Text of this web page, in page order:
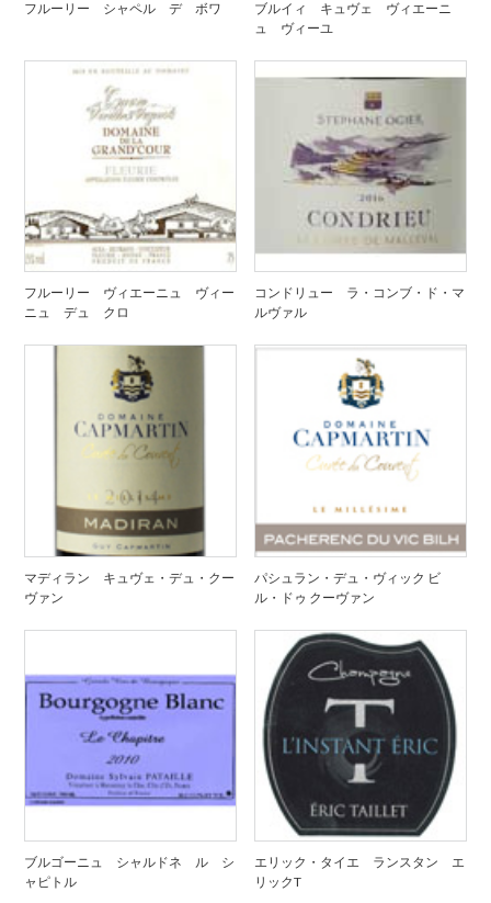
フルーリー シャペル デ ボワ
ブルイィ キュヴェ ヴィエーニ
ュ ヴィーユ
フルーリー ヴィエーニュ ヴィー
ニュ デュ クロ
コンドリュー ラ・コンブ・ド・マ
ルヴァル
マディラン キュヴェ・デュ・クー
ヴァン
パシュラン・デュ・ヴィック ビ
ル・ドゥ クーヴァン
ブルゴーニュ シャルドネ ル シ
ャピトル
エリック・タイエ ランスタン エ
リックT